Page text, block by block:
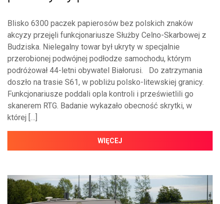
Blisko 6300 paczek papierosów bez polskich znaków
akcyzy przejęli funkcjonariusze Służby Celno-Skarbowej z
Budziska. Nielegalny towar był ukryty w specjalnie
przerobionej podwójnej podłodze samochodu, którym
podróżował 44-letni obywatel Białorusi. Do zatrzymania
doszło na trasie S61, w pobliżu polsko-litewskiej granicy.
Funkcjonariusze poddali opla kontroli i prześwietlili go
skanerem RTG. Badanie wykazało obecność skrytki, w
której […]
WIĘCEJ